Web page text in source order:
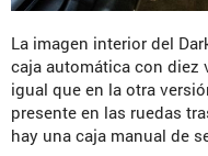
La imagen interior del
caja automática con diez
igual que en la otra
presente en las ruedas
hay una caja manual de